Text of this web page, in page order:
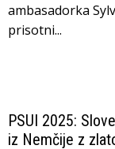
ambasadorka
prisotni...
PSUI 2025:
iz Nemčije z